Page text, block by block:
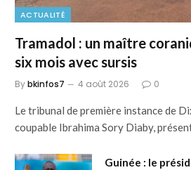
ACTUALITÉ
Tramadol : un maître
six mois avec sursis
Bybkinfos7 4 août 2026 0
Le tribunal de première instance de
coupable Ibrahima Sory Diaby,
Guinée : le